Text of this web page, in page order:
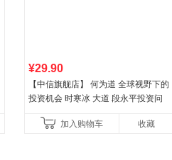
¥29.90
【中信旗舰店】 何为道 全球视野下的
投资机会 时寒冰 大道 段永平投资问
格之道 纳瓦尔加入购物车 收藏